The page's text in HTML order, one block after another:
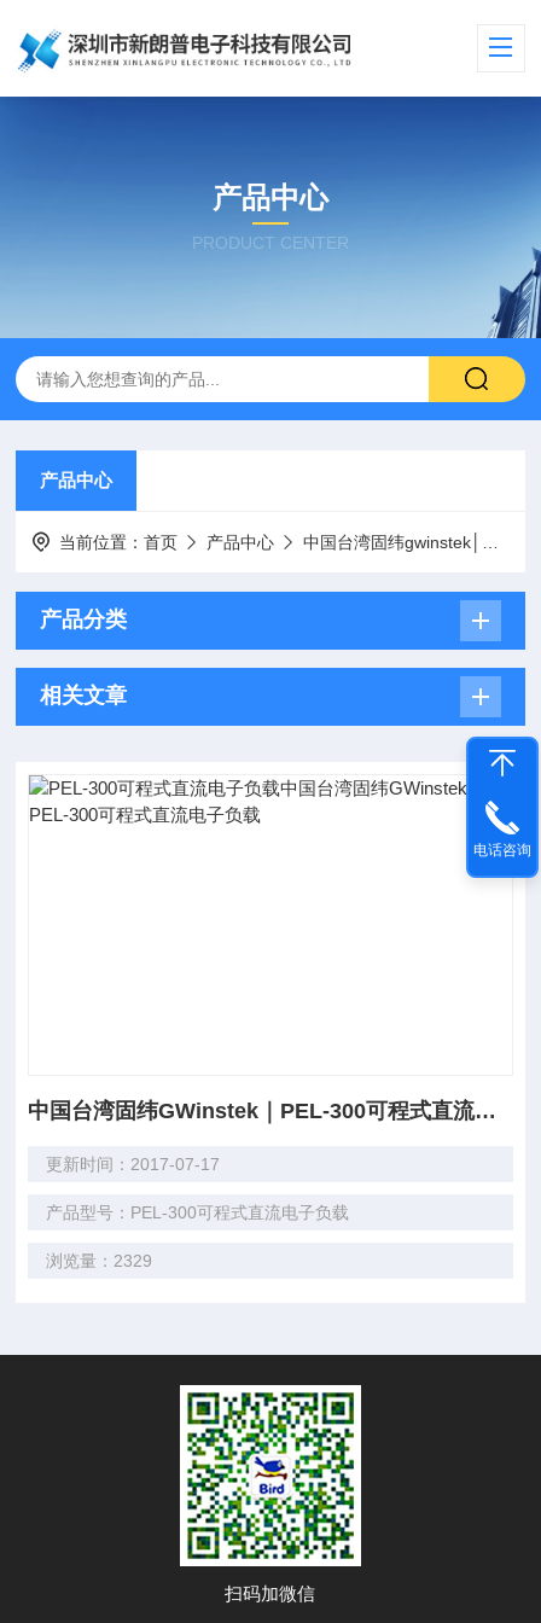
产品中心
PRODUCT CENTER
产品中心
当前位置：首页 产品中心 中国台湾固纬gwinstek│仪器
产品分类
相关文章
中国台湾固纬GWinstek｜PEL-300可程式直流电子负载
更新时间：2017-07-17
产品型号：PEL-300可程式直流电子负载
浏览量：2329
扫码加微信
电话咨询